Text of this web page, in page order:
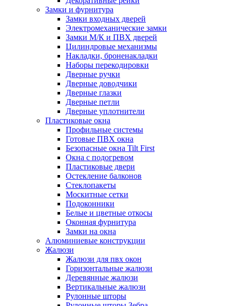
Замки и фурнитура
Замки входных дверей
Электромеханические замки
Замки М/К и ПВХ дверей
Цилиндровые механизмы
Накладки, броненакладки
Наборы перекодировки
Дверные ручки
Дверные доводчики
Дверные глазки
Дверные петли
Дверные уплотнители
Пластиковые окна
Профильные системы
Готовые ПВХ окна
Безопасные окна Tilt First
Окна с подогревом
Пластиковые двери
Остекление балконов
Стеклопакеты
Москитные сетки
Подоконники
Белые и цветные откосы
Оконная фурнитура
Замки на окна
Алюминиевые конструкции
Жалюзи
Жалюзи для пвх окон
Горизонтальные жалюзи
Деревянные жалюзи
Вертикальные жалюзи
Рулонные шторы